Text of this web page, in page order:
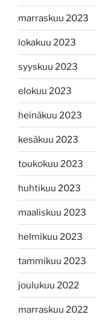
marraskuu 2023
lokakuu 2023
syyskuu 2023
elokuu 2023
heinäkuu 2023
kesäkuu 2023
toukokuu 2023
huhtikuu 2023
maaliskuu 2023
helmikuu 2023
tammikuu 2023
joulukuu 2022
marraskuu 2022